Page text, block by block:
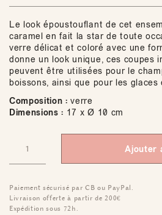
Le look époustouflant de cet
caramel en fait la star de toute
verre délicat et coloré avec une
donne un look unique, ces coupes
peuvent être utilisées pour le
boissons, ainsi que pour les
Composition : verre
Dimensions : 17 x Ø 10 cm
Ajouter
Paiement sécurisé par CB ou PayPal.
Livraison offerte à partir de 200€
Expédition sous 72h.